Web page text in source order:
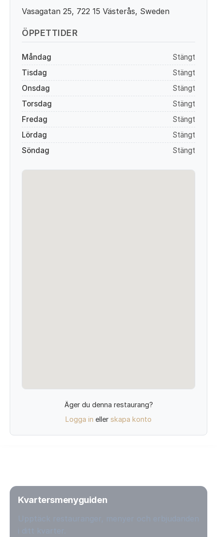
Vasagatan 25, 722 15 Västerås, Sweden
ÖPPETTIDER
Måndag
Stängt
Tisdag
Stängt
Onsdag
Stängt
Torsdag
Stängt
Fredag
Stängt
Lördag
Stängt
Söndag
Stängt
Äger du denna restaurang?
Logga in eller skapa konto
Kvartersmenyguiden